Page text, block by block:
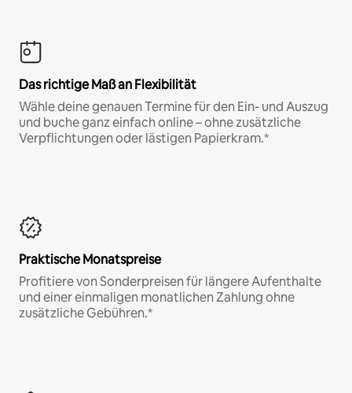
Das richtige Maß an Flexibilität
Wähle deine genauen Termine für den Ein- und Auszug
und buche ganz einfach online – ohne zusätzliche
Verpflichtungen oder lästigen Papierkram.*
Praktische Monatspreise
Profitiere von Sonderpreisen für längere Aufenthalte
und einer einmaligen monatlichen Zahlung ohne
zusätzliche Gebühren.*